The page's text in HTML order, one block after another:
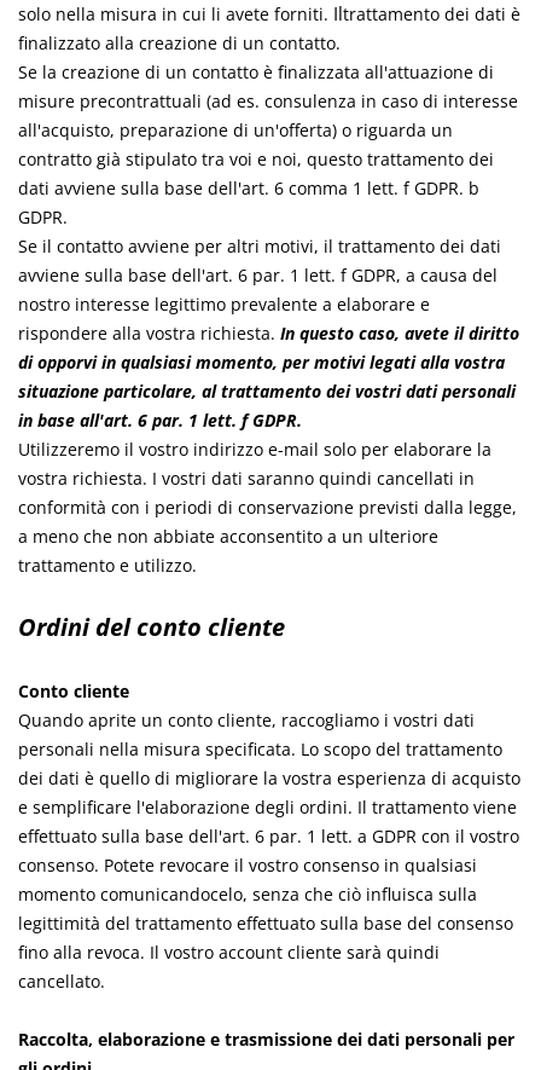
solo nella misura in cui li avete forniti. Iltrattamento dei dati è
finalizzato alla creazione di un contatto.
Se la creazione di un contatto è finalizzata all'attuazione di
misure precontrattuali (ad es. consulenza in caso di interesse
all'acquisto, preparazione di un'offerta) o riguarda un
contratto già stipulato tra voi e noi, questo trattamento dei
dati avviene sulla base dell'art. 6 comma 1 lett. f GDPR. b
GDPR.
Se il contatto avviene per altri motivi, il trattamento dei dati
avviene sulla base dell'art. 6 par. 1 lett. f GDPR, a causa del
nostro interesse legittimo prevalente a elaborare e
rispondere alla vostra richiesta. In questo caso, avete il diritto
di opporvi in qualsiasi momento, per motivi legati alla vostra
situazione particolare, al trattamento dei vostri dati personali
in base all'art. 6 par. 1 lett. f GDPR.
Utilizzeremo il vostro indirizzo e-mail solo per elaborare la
vostra richiesta. I vostri dati saranno quindi cancellati in
conformità con i periodi di conservazione previsti dalla legge,
a meno che non abbiate acconsentito a un ulteriore
trattamento e utilizzo.
Ordini del conto cliente
Conto cliente
Quando aprite un conto cliente, raccogliamo i vostri dati
personali nella misura specificata. Lo scopo del trattamento
dei dati è quello di migliorare la vostra esperienza di acquisto
e semplificare l'elaborazione degli ordini. Il trattamento viene
effettuato sulla base dell'art. 6 par. 1 lett. a GDPR con il vostro
consenso. Potete revocare il vostro consenso in qualsiasi
momento comunicandocelo, senza che ciò influisca sulla
legittimità del trattamento effettuato sulla base del consenso
fino alla revoca. Il vostro account cliente sarà quindi
cancellato.
Raccolta, elaborazione e trasmissione dei dati personali per